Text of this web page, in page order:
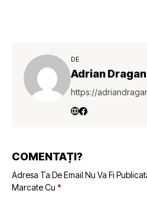
DE
Adrian Dragan
https://
COMENTAȚI?
Adresa Ta De Email Nu Va Fi
Marcate Cu *